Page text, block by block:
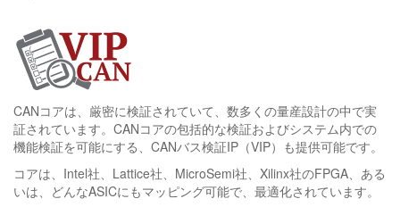
CANコアは、厳密に検証されていて、数多くの量産設計の中で実
証されています。CANコアの包括的な検証およびシステム内での
機能検証を可能にする、CANバス検証IP（VIP）も提供可能です。
コアは、Intel社、Lattice社、MicroSemi社、Xilinx社のFPGA、ある
いは、どんなASICにもマッピング可能で、最適化されています。